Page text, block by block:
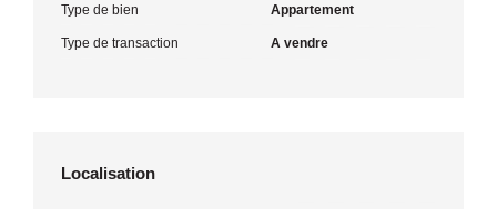
Type de bien Appartement
Type de transaction A vendre
Localisation